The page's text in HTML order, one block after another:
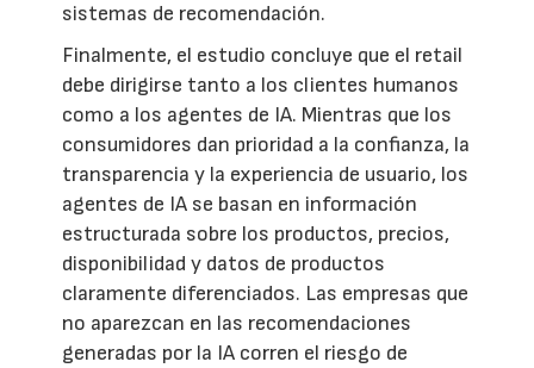
sistemas de recomendación.
Finalmente, el estudio concluye que el retail
debe dirigirse tanto a los clientes humanos
como a los agentes de IA. Mientras que los
consumidores dan prioridad a la confianza, la
transparencia y la experiencia de usuario, los
agentes de IA se basan en información
estructurada sobre los productos, precios,
disponibilidad y datos de productos
claramente diferenciados. Las empresas que
no aparezcan en las recomendaciones
generadas por la IA corren el riesgo de